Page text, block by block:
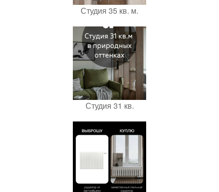
Студия 35 кв. м.
Студия 31 кв.